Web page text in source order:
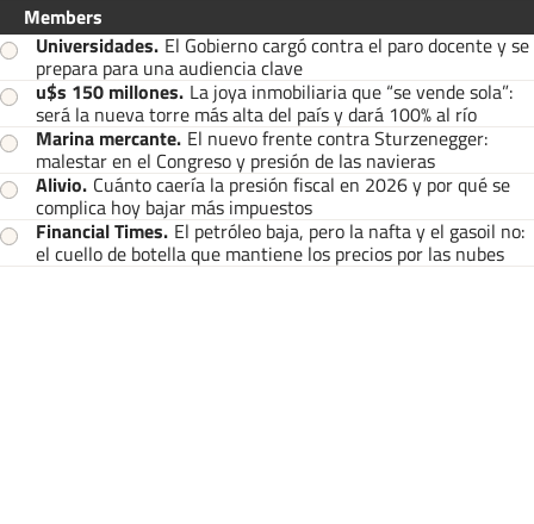
Members
Universidades. El Gobierno cargó contra el paro docente y se
prepara para una audiencia clave
u$s 150 millones. La joya inmobiliaria que “se vende sola”:
será la nueva torre más alta del país y dará 100% al río
Marina mercante. El nuevo frente contra Sturzenegger:
malestar en el Congreso y presión de las navieras
Alivio. Cuánto caería la presión fiscal en 2026 y por qué se
complica hoy bajar más impuestos
Financial Times. El petróleo baja, pero la nafta y el gasoil no:
el cuello de botella que mantiene los precios por las nubes